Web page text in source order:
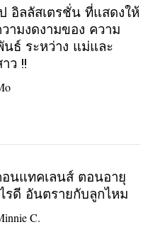
อิลลัสเตรชั่น ที่แสดงให้
ามงดงามของ ความ
ธ์ ระหว่าง แม่และ
ว !!
นแทคเลนส์ ตอนอายุ
รดี อันตรายกับลูกไหม
C.